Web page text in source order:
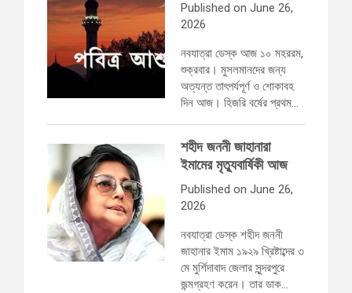
Published on June 26,
2026
নবযাত্রা ডেস্ক আজ ১০ মহররম,
শুক্রবার। মুসলমানদের জন্য
অত্যন্ত তাৎপর্যপূর্ণ ও শোকাবহ
দিন আজ। হিজরি বর্ষের প্রথম…
শহীদ জননী জাহানারা
ইমামের মৃত্যুবার্ষিকী আজ
Published on June 26,
2026
নবযাত্রা ডেস্ক শহীদ জননী
জাহানার ইমাম ১৯২৯ খ্রিষ্টাব্দের ৩
মে মুর্শিদাবাদ জেলার সুন্দরপুরে
জন্মগ্রহণ করেন। তার ডাক…